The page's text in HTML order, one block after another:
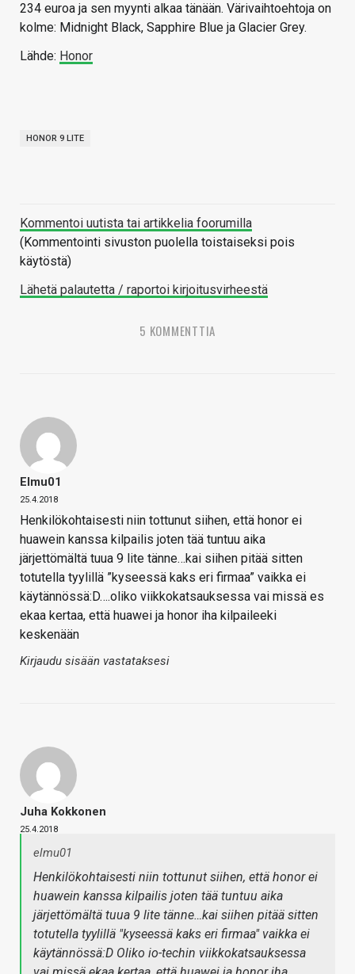
234 euroa ja sen myynti alkaa tänään. Värivaihtoehtoja on
kolme: Midnight Black, Sapphire Blue ja Glacier Grey.
Lähde: Honor
HONOR 9 LITE
Kommentoi uutista tai artikkelia foorumilla
(Kommentointi sivuston puolella toistaiseksi pois
käytöstä)
Lähetä palautetta / raportoi kirjoitusvirheestä
5 KOMMENTTIA
Elmu01
25.4.2018
Henkilökohtaisesti niin tottunut siihen, että honor ei
huawein kanssa kilpailis joten tää tuntuu aika
järjettömältä tuua 9 lite tänne…kai siihen pitää sitten
totutella tyylillä ”kyseessä kaks eri firmaa” vaikka ei
käytännössä:D….oliko viikkokatsauksessa vai missä es
ekaa kertaa, että huawei ja honor iha kilpaileeki
keskenään
Kirjaudu sisään vastataksesi
Juha Kokkonen
25.4.2018
elmu01
Henkilökohtaisesti niin tottunut siihen, että honor ei
huawein kanssa kilpailis joten tää tuntuu aika
järjettömältä tuua 9 lite tänne…kai siihen pitää sitten
totutella tyylillä "kyseessä kaks eri firmaa" vaikka ei
käytännössä:D Oliko io-techin viikkokatsauksessa